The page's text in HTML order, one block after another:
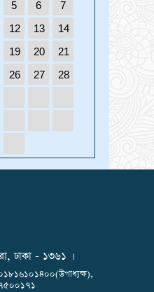
5 6
7
12 13
14
19 20
21
26 27
28
ঢাকা - ১৩৬১ ।